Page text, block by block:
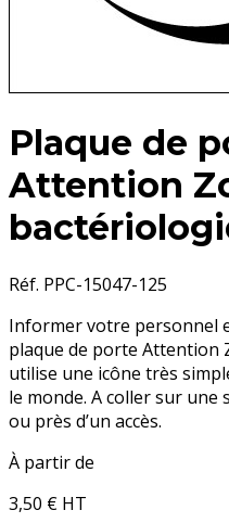
Plaque de
Attention
Réf. PPC-15047-125
Informer votre personnel
plaque de porte Attention
utilise une icône très
le monde. A coller sur une
ou près d’un accès.
À partir de
3,50 € HT